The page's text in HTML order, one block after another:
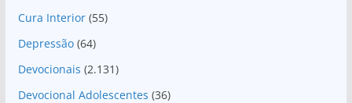
Cura Interior(55)
Depressão(64)
Devocionais (2.131)
Devocional Adolescentes (36)